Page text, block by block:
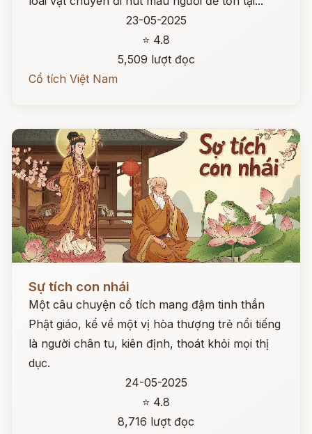
23-05-2025
⭐ 4.8
5,509 lượt đọc
Cổ tích Việt Nam
Sự tích con nhái
Một câu chuyện cổ tích mang đậm tinh thần
Phật giáo, kể về một vị hòa thượng trẻ nổi tiếng
là người chân tu, kiên định, thoát khỏi mọi thị
dục.
24-05-2025
⭐ 4.8
8,716 lượt đọc